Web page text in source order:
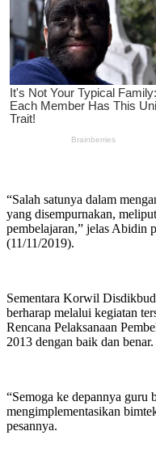
“Salah satunya dalam
yang disempurnakan,
pembelajaran,” jelas Abidin
(11/11/2019).
Sementara Korwil
berharap melalui kegiatan
Rencana Pelaksanaan
2013 dengan baik dan benar.
“Semoga ke depannya guru
mengimplementasikan
pesannya.